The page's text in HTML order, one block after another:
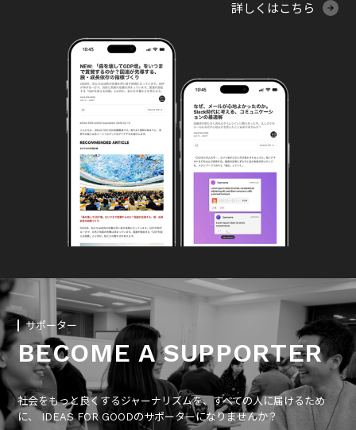
詳しくはこちら
サポーター
BECOME A SUPPORTER
社会をもっと良くするジャーナリズムを、すべての人に届けるため
に、 IDEAS FOR GOODのサポーターになりませんか？